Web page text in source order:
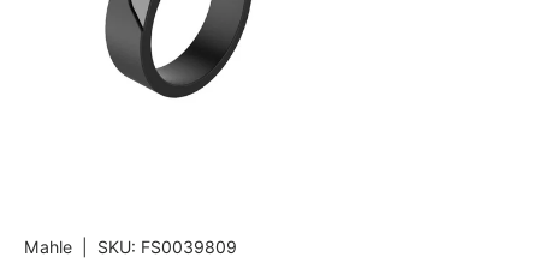
Mahle SKU: FS0039809